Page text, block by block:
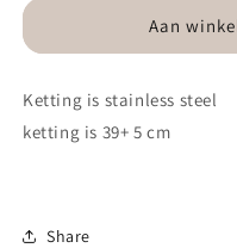
slotje
groen
goudkleurig
Ketting-
slotje
groen
Aan
Ketting is stainless steel
ketting is 39+ 5 cm
Share